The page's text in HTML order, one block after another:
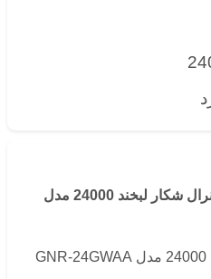
ویژگی‌های فنی کولر گازی جنرال شکار لبخند 24000 مدل
کولر گازی جنرال شکار لبخند 24000 مدل GNR-24GWAA